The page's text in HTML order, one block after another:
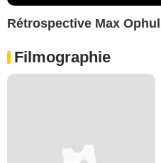
Rétrospective Max
Filmographie